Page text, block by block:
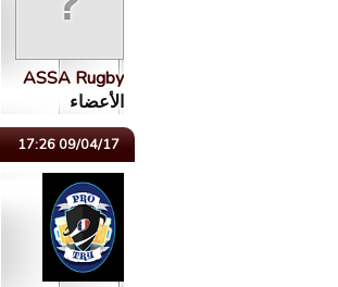
ASSA Rugby
الأعضاء
09/04/17 17:26